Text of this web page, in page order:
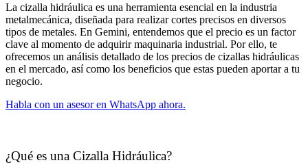
La cizalla hidráulica es una herramienta esencial en la industria
metalmecánica, diseñada para realizar cortes precisos en diversos
tipos de metales. En Gemini, entendemos que el precio es un factor
clave al momento de adquirir maquinaria industrial. Por ello, te
ofrecemos un análisis detallado de los precios de cizallas hidráulicas
en el mercado, así como los beneficios que estas pueden aportar a tu
negocio.
Habla con un asesor en WhatsApp ahora.
¿Qué es una Cizalla Hidráulica?